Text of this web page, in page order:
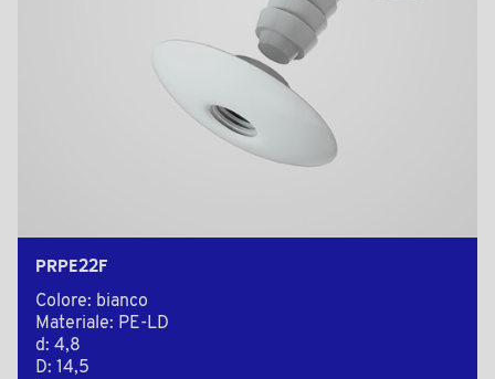
PRPE22F
Colore: bianco
Materiale: PE-LD
d: 4,8
D: 14,5